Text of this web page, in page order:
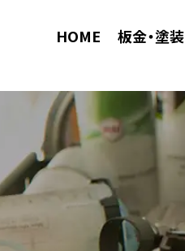
HOME 板金・塗装